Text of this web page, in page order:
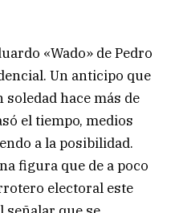
«Wado» de Pedro
Un anticipo que
soledad hace más de
el tiempo, medios
a la posibilidad.
figura que de a poco
electoral este